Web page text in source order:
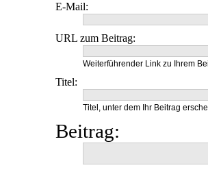
E-Mail:
URL zum Beitrag:
Weiterführender Link zu Ihrem
Titel:
Titel, unter dem Ihr Beitrag
Beitrag: